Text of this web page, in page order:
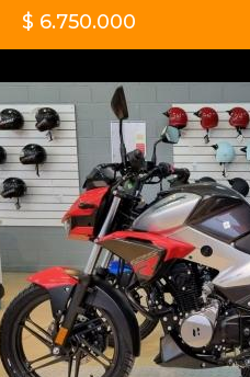
$ 6.750.000